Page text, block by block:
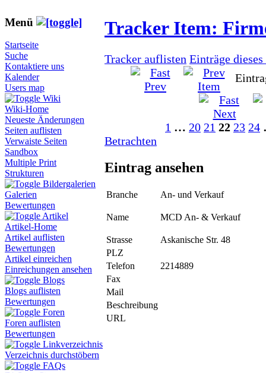
Menü
Startseite
Suche
Kontaktiere uns
Kalender
Users map
Wiki
Wiki-Home
Neueste Änderungen
Seiten auflisten
Verwaiste Seiten
Sandbox
Multiple Print
Strukturen
Bildergalerien
Galerien
Bewertungen
Artikel
Artikel-Home
Artikel auflisten
Bewertungen
Artikel einreichen
Einreichungen ansehen
Blogs
Blogs auflisten
Bewertungen
Foren
Foren auflisten
Bewertungen
Linkverzeichnis
Verzeichnis durchstöbern
FAQs
Tracker Item:
Tracker auflisten Einträge dieses
1 … 20 21 22 23 24
Betrachten
Eintrag ansehen
Branche An- und Verkauf
Name MCD An- & Verkauf
Strasse
Askanische Str. 48
PLZ
Telefon
2214889
Fax
Mail
Beschreibung
URL